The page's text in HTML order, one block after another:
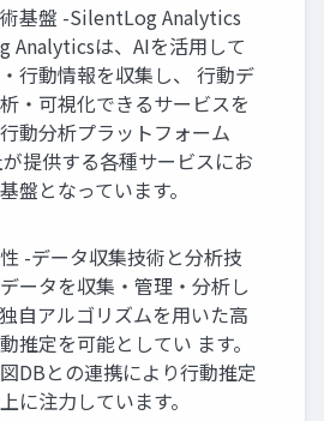
基盤 -SilentLog Analytics
Analyticsは、AIを活用して
行動情報を収集し、 行動デ
・可視化できるサービスを
動分析プラットフォーム
提供する各種サービスにお
盤となっています。
-データ収集技術と分析技
ータを収集・管理・分析し
自アルゴリズムを用いた高
推定を可能としてい ます。
DBとの連携により行動推定
に注力しています。